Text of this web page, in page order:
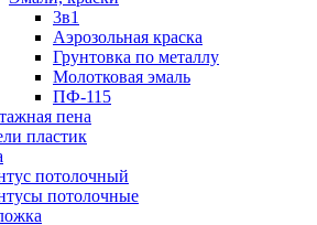
3в1
Аэрозольная краска
Грунтовка по металлу
Молотковая эмаль
ПФ-115
пена
пластик
потолочный
потолочные